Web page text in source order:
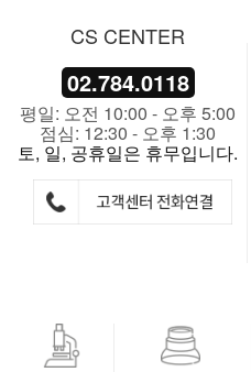
CS CENTER
02.784.0118
평일: 오전 10:00 - 오후 5:00
점심: 12:30 - 오후 1:30
토, 일, 공휴일은 휴무입니다.